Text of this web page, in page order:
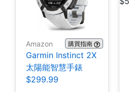
Amazon 購買指南
Garmin Instinct 2X
太陽能智慧手錶
$299.99